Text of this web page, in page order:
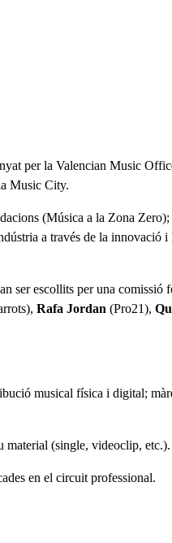
per la Valencian Music
Music City.
(Música a la Zona
a través de la innovació
ser escollits per una comissió
Rafa Jordan (Pro21),
musical física i digital;
material (single, videoclip, etc.).
en el circuit professional.